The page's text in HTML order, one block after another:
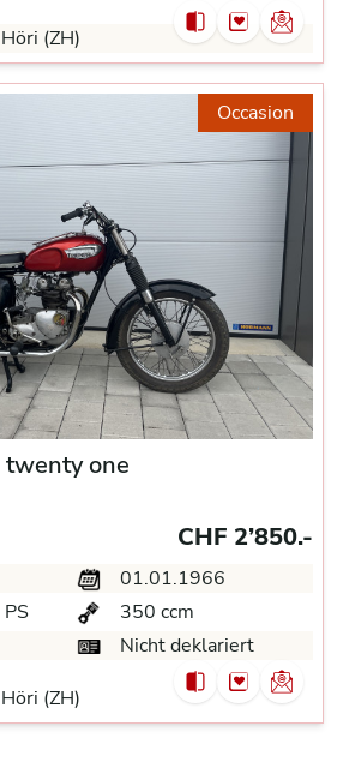
(ZH)
Occasion
twenty one
CHF 2’850.-
01.01.1966
350 ccm
Nicht deklariert
(ZH)